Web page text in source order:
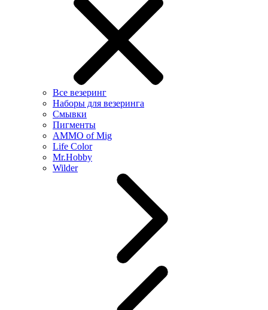
Все везеринг
Наборы для везеринга
Смывки
Пигменты
AMMO of Mig
Life Color
Mr.Hobby
Wilder